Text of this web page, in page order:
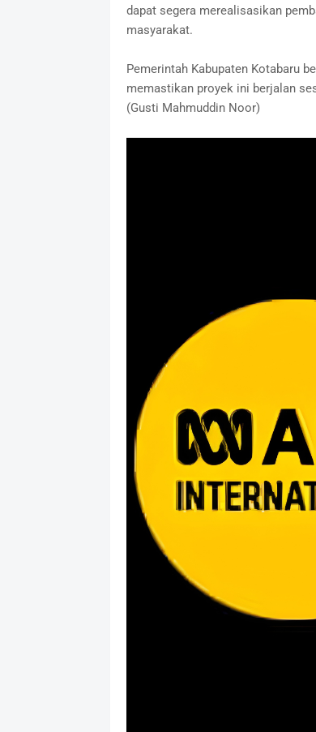
dapat segera merealisasikan
masyarakat.
Pemerintah Kabupaten Kotabaru
memastikan proyek ini berjalan
(Gusti Mahmuddin Noor)